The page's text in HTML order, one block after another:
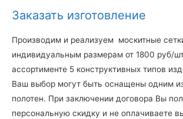
Заказать изготовление
Производим и реализуем москитные
индивидуальным размерам от 1800 руб/
ассортименте 5 конструктивных типов
Ваш выбор могут быть оснащены одним
полотен. При заключении договора Вы
персональную скидку и не оплачиваете